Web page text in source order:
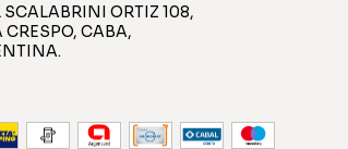
SCALABRINI ORTIZ 108,
CRESPO, CABA,